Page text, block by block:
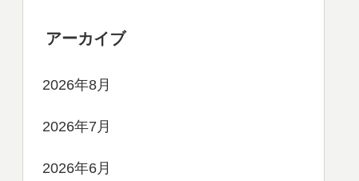
アーカイブ
2026年8月
2026年7月
2026年6月